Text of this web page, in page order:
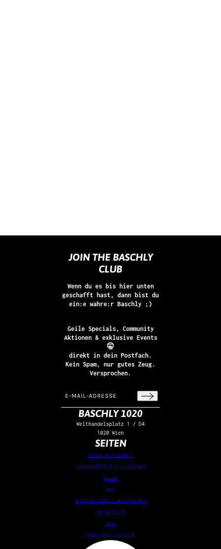
JOIN THE BASCHLY
CLUB
Wenn du es bis hier unten
geschafft hast, dann bist du
ein:e wahre:r Baschly ;)
Geile Specials, Community
Aktionen & exklusive Events
🤫
direkt in dein Postfach.
Kein Spam, nur gutes Zeug.
Versprochen.
E-Mail-Adresse
Diese Website ist durch hCaptcha geschützt
BASCHLY 1020
Welthandelsplatz 1 / D4
1020 Wien
SEITEN
CLICK & COLLECT
ICH MÖCHTE EIN CATERING
BLOG
FAQ
DATENSCHUTZERKLÄRUNG
IMPRESSUM
AGB
WIDERRUFSRECHT